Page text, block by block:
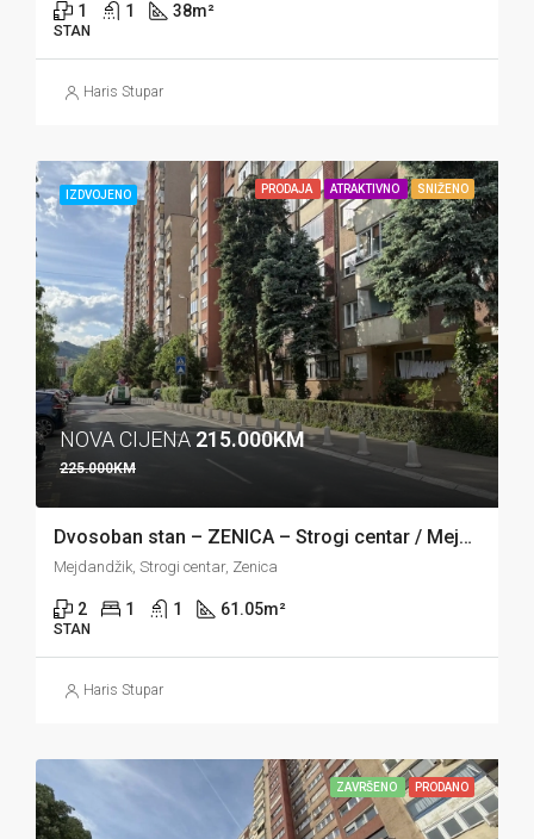
1 1 38m²
STAN
Haris Stupar
IZDVOJENO PRODAJA ATRAKTIVNO SNIŽENO
NOVA CIJENA215.000KM
225.000KM
Dvosoban stan – ZENICA – Strogi centar / Mejdandžik
Mejdandžik, Strogi centar, Zenica
2 1 1 61.05m²
STAN
Haris Stupar
ZAVRŠENO PRODANO